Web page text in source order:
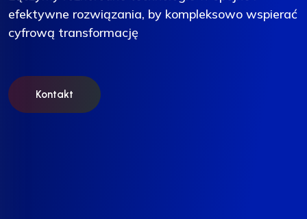
efektywne rozwiązania, by kompleksowo wspierać
cyfrową transformację
Kontakt
efektywne rozwiązania, by kompleksowo wspierać
cyfrową transformację
Kontakt
efektywne rozwiązania, by kompleksowo wspierać
cyfrową transformację
Kontakt